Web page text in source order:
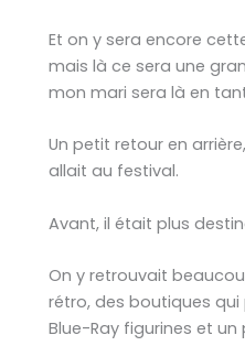
Et on y sera encore
mais là ce sera une
mon mari sera là en
Un petit retour en
allait au festival.
Avant, il était plus
On y retrouvait
rétro, des boutiques qui
Blue-Ray figurines et